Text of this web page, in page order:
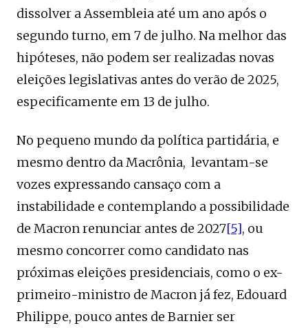
dissolver a Assembleia até um ano após o
segundo turno, em 7 de julho. Na melhor das
hipóteses, não podem ser realizadas novas
eleições legislativas antes do verão de 2025,
especificamente em 13 de julho.
No pequeno mundo da política partidária, e
mesmo dentro da Macrônia, levantam-se
vozes expressando cansaço com a
instabilidade e contemplando a possibilidade
de Macron renunciar antes de 2027[5], ou
mesmo concorrer como candidato nas
próximas eleições presidenciais, como o ex-
primeiro-ministro de Macron já fez, Edouard
Philippe, pouco antes de Barnier ser